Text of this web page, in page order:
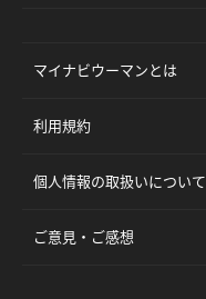
マイナビウーマンとは
利用規約
個人情報の取扱いについて
ご意見・ご感想